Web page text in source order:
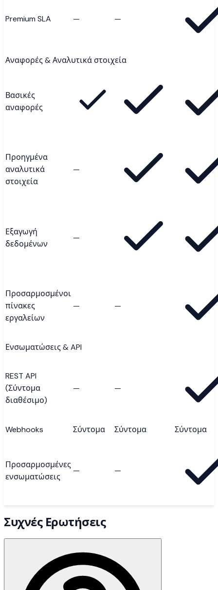
Premium SLA — —
Αναφορές & Αναλυτικά στοιχεία
Βασικές
αναφορές
Προηγμένα
αναλυτικά
στοιχεία
—
Εξαγωγή
δεδομένων
—
Προσαρμοσμένοι
πίνακες
εργαλείων
— —
Ενσωματώσεις & API
REST API
(Σύντομα
διαθέσιμο)
— —
Webhooks Σύντομα Σύντομα Σύντομα
Προσαρμοσμένες
ενσωματώσεις
— —
Συχνές Ερωτήσεις